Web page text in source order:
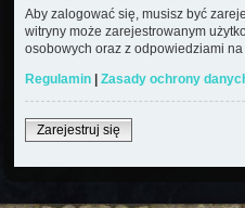
Aby zalogować się, musisz być
witryny może zarejestrowanym
osobowych oraz z odpowiedziami
Regulamin | Zasady ochrony
Zarejestruj się